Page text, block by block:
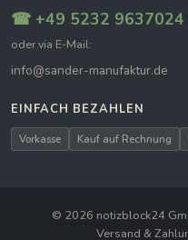
☎ +49 5232 9637024
oder via E-Mail:
info@sander-manufaktur.de
EINFACH BEZAHLEN
Vorkasse Kauf auf Rechnung
© 2026 notizblock24
Versand &